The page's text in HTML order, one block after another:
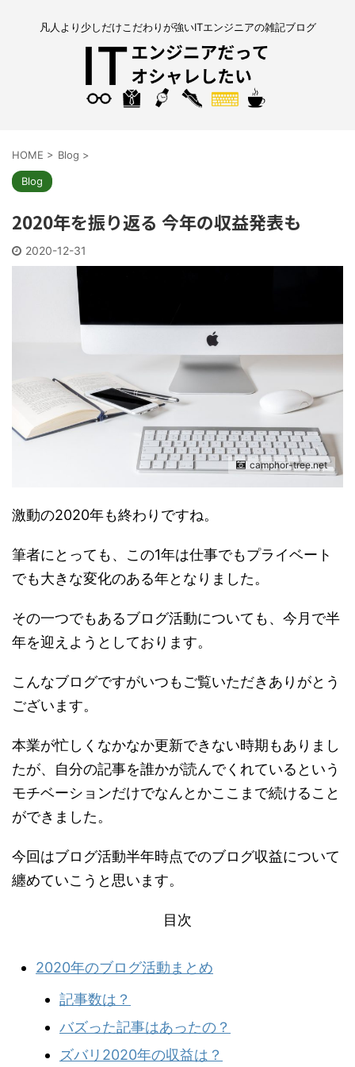
凡人より少しだけこだわりが強いITエンジニアの雑記ブログ
HOME > Blog >
Blog
2020年を振り返る 今年の収益発表も
2020-12-31
camphor-tree.net
激動の2020年も終わりですね。
筆者にとっても、この1年は仕事でもプライベート
でも大きな変化のある年となりました。
その一つでもあるブログ活動についても、今月で半
年を迎えようとしております。
こんなブログですがいつもご覧いただきありがとう
ございます。
本業が忙しくなかなか更新できない時期もありまし
たが、自分の記事を誰かが読んでくれているという
モチベーションだけでなんとかここまで続けること
ができました。
今回はブログ活動半年時点でのブログ収益について
纏めていこうと思います。
目次
2020年のブログ活動まとめ
記事数は？
バズった記事はあったの？
ズバリ2020年の収益は？